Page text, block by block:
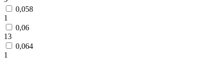
0,058
1
0,06
13
0,064
1